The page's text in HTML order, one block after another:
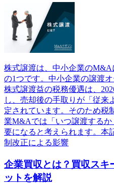
株式譲渡は、中小企業の
の1つです。中小企業の譲渡
株式譲渡益の税務優遇は、
し、売却後の手取りが「従来
定されています。そのため税
業M&Aでは「いつ譲渡する
要になると考えられます。本
制改正による影響
企業買収とは？買収スキ
ットを解説